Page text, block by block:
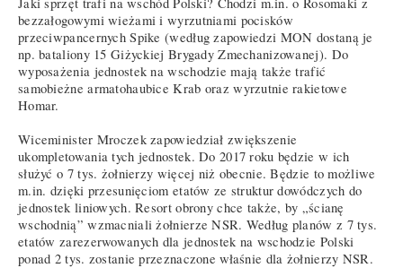
bezzałogowymi wieżami i wyrzutniami pocisków
przeciwpancernych Spike (według zapowiedzi MON dostaną je
np. bataliony 15 Giżyckiej Brygady Zmechanizowanej). Do
wyposażenia jednostek na wschodzie mają także trafić
samobieżne armatohaubice Krab oraz wyrzutnie rakietowe
Homar.
Wiceminister Mroczek zapowiedział zwiększenie
ukompletowania tych jednostek. Do 2017 roku będzie w ich
służyć o 7 tys. żołnierzy więcej niż obecnie. Będzie to możliwe
m.in. dzięki przesunięciom etatów ze struktur dowódczych do
jednostek liniowych. Resort obrony chce także, by „ścianę
wschodnią” wzmacniali żołnierze NSR. Według planów z 7 tys.
etatów zarezerwowanych dla jednostek na wschodzie Polski
ponad 2 tys. zostanie przeznaczone właśnie dla żołnierzy NSR.